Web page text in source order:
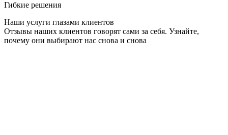
Гибкие решения
Наши услуги глазами клиентов
Отзывы наших клиентов говорят сами за себя. Узнайте,
почему они выбирают нас снова и снова